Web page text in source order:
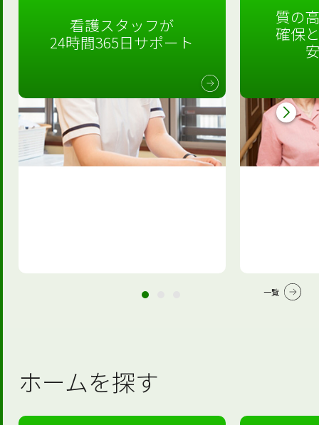
看護スタッフが
24時間365日サポート
質の
確保
一覧
ホームを探す